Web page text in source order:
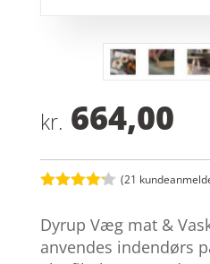
kr. 664,00
ud af 5
baseret
på
(21
Dyrup Væg mat &
anvendes indendørs